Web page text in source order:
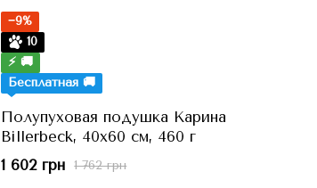
−9%
10
⚡ 🚚
Бесплатная 🚚
Полупуховая подушка Карина
Billerbeck, 40x60 см, 460 г
1 762 грн
1 602 грн